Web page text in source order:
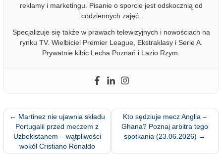
reklamy i marketingu. Pisanie o sporcie jest odskocznią od
codziennych zajęć.
Specjalizuje się także w prawach telewizyjnych i nowościach na
rynku TV. Wielbiciel Premier League, Ekstraklasy i Serie A.
Prywatnie kibic Lecha Poznań i Lazio Rzym.
← Martinez nie ujawnia składu
Portugalii przed meczem z
Uzbekistanem – wątpliwości
wokół Cristiano Ronaldo
Kto sędziuje mecz Anglia –
Ghana? Poznaj arbitra tego
spotkania (23.06.2026) →